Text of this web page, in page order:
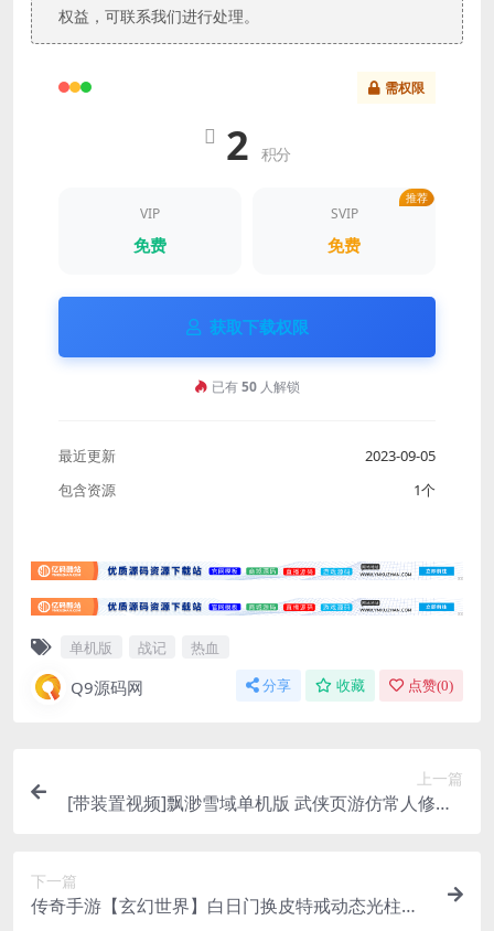
权益，可联系我们进行处理。
需权限
2 积分
VIP
免费
推荐
SVIP
免费
获取下载权限
已有50人解锁
最近更新
2023-09-05
包含资源
1个
单机版 战记 热血
Q9源码网 分享 收藏 点赞(0)
上一篇
[带装置视频]飘渺雪域单机版 武侠页游仿常人修真2
下一篇
传奇手游【玄幻世界】白日门换皮特戒动态光柱特